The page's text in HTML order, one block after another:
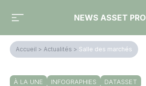
NEWS ASSET PRO
Accueil > Actualités > Salle des marchés
À LA UNE INFOGRAPHIES
DATASSET